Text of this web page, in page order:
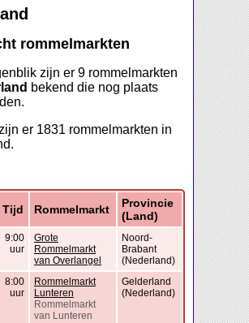
rommelmarkten
zijn er 9 rommelmarkten
bekend die nog plaats
er 1831 rommelmarkten in
Tijd Rommelmarkt
Provincie
(Land)
9:00
uur
Grote
Rommelmarkt
van Overlangel
Noord-
Brabant
(Nederland)
8:00
uur
Rommelmarkt
Lunteren
Rommelmarkt
van Lunteren
Gelderland
(Nederland)